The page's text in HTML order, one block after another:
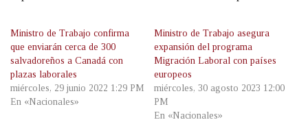
Ministro de Trabajo confirma
que enviarán cerca de 300
salvadoreños a Canadá con
plazas laborales
miércoles, 29 junio 2022 1:29 PM
En «Nacionales»
Ministro de Trabajo asegura
expansión del programa
Migración Laboral con países
europeos
miércoles, 30 agosto 2023 12:00
PM
En «Nacionales»